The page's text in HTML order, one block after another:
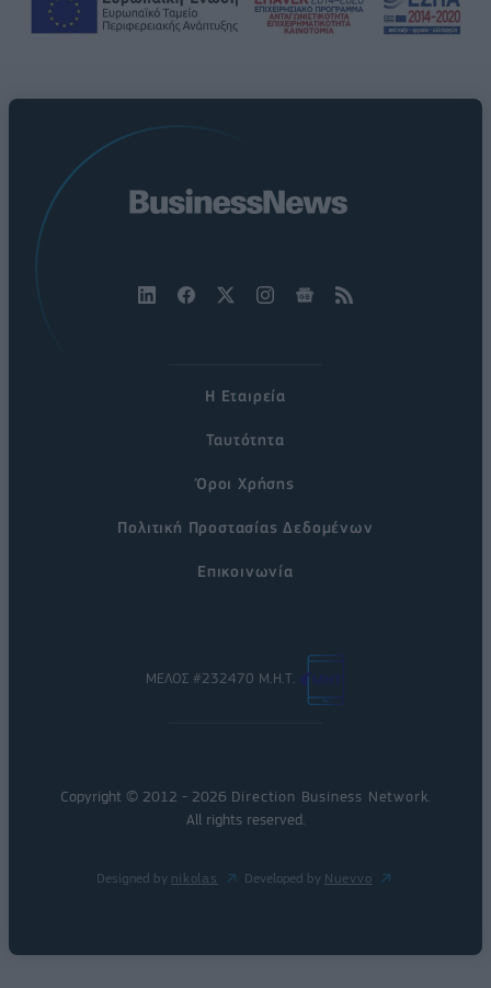
Η Εταιρεία
Ταυτότητα
Όροι Χρήσης
Πολιτική Προστασίας Δεδομένων
Επικοινωνία
ΜΕΛΟΣ #232470 Μ.Η.Τ.
Copyright © 2012 - 2026 Direction Business Network
All rights reserved.
Designed by nikolas Developed by Nuevvo